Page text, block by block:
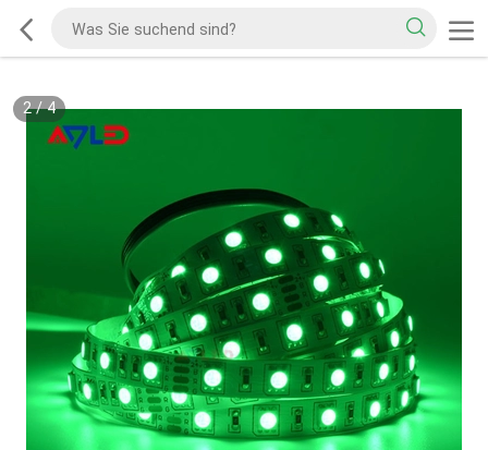
2/4